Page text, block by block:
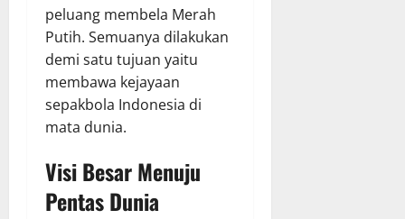
peluang membela Merah
Putih. Semuanya dilakukan
demi satu tujuan yaitu
membawa kejayaan
sepakbola Indonesia di
mata dunia.
Visi Besar Menuju
Pentas Dunia